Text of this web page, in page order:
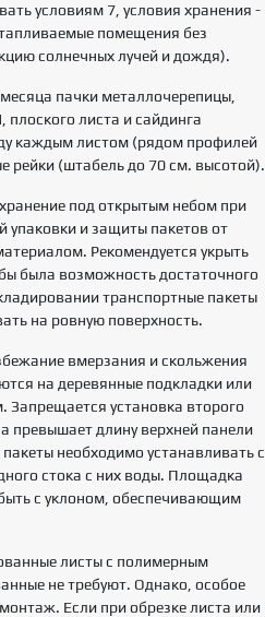
условиям 7, условия хранения -
помещения без
солнечных лучей и дождя).
пачки металлочерепицы,
листа и сайдинга
каждым листом (рядом профилей
рейки (штабель до 70 см. высотой).
под открытым небом при
упаковки и защиты пакетов от
Рекомендуется укрыть
была возможность достаточного
транспортные пакеты
на ровную поверхность.
вмерзания и скольжения
на деревянные подкладки или
Запрещается установка второго
превышает длину верхней панели
необходимо устанавливать с
стока с них воды. Площадка
с уклоном, обеспечивающим
листы с полимерным
не требуют. Однако, особое
Если при обрезке листа или